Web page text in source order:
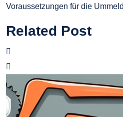
Voraussetzungen für die
Related Post